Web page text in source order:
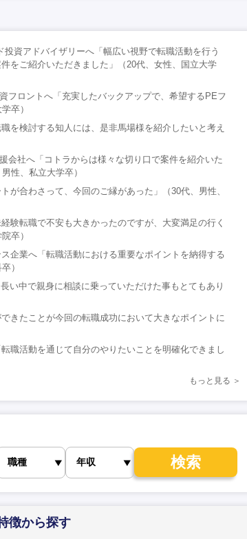
資アドバイザリーへ「幅広い視野で転職活動を行う
をご紹介いただきました」（20代、女性、国立大学
フロントへ「充実したバックアップで、希望するPEフ
卒）
を検討する知人には、是非馬場様を紹介したいと考え
会社へ「コトラからは様々な切り口で案件を紹介いた
性、私立大学卒）
が合わさって、今回のご縁があった」（30代、男性、
験転職で不安も大きかったのですが、大変満足の行く
卒）
企業へ「転職活動における重要なポイントを納得する
）
い中で親身に相談に乗っていただけた事もとてもあり
きたことが今回の転職成功において大きなポイントに
職活動を通じて自分のやりたいことを明確化できまし
もっと見る
検索
徴から探す